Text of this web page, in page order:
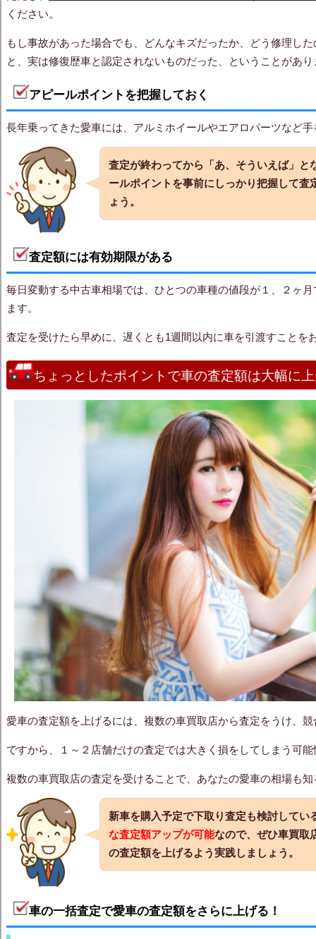
ください。
もし事故があった場合でも、どんなキズだったか、どう修理し
と、実は修復歴車と認定されないものだった、ということがあり
アピールポイントを把握しておく
長年乗ってきた愛車には、アルミホイールやエアロパーツなど
査定が終わってから 「あ、そういえば」
と
ールポイントを事前にしっかり把握して査
ょう。
査定額には有効期限がある
毎日変動する中古車相場では、ひとつの車種の値段が１、２ヶ
ます。
査定を受けたら早めに、遅くとも1週間以内に車を引渡すことを
ちょっとしたポイントで車の査定額は大幅に
愛車の査定額を上げるには、複数の車買取店から査定をうけ、
ですから、１～２店舗だけの査定では大きく損をしてしまう可
複数の車買取店の査定を受けることで、あなたの愛車の相場も
新車を購入予定で下取り査定も検討してい
な査定額アップが可能なので、ぜひ車買取
の査定額を上げるよう実践しましょう。
車の一括査定で愛車の査定額をさらに上げる！